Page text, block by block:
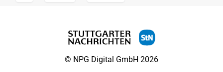
© NPG Digital GmbH 2026